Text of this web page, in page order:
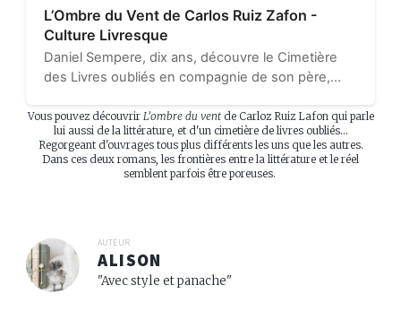
L’Ombre du Vent de Carlos Ruiz Zafon -
Culture Livresque
Daniel Sempere, dix ans, découvre le Cimetière
des Livres oubliés en compagnie de son père,
devra prendre soin. Ce sera L’Ombre du vent de
Julián Carax...
Vous pouvez découvrir L'ombre du ventde Carloz Ruiz Lafon qui parle
lui aussi de la littérature, et d'un cimetière de livres oubliés…
Regorgeant d'ouvrages tous plus différents les uns que les autres.
Dans ces deux romans, les frontières entre la littérature et le réel
semblent parfois être poreuses.
AUTEUR
ALISON
"Avec style et panache"